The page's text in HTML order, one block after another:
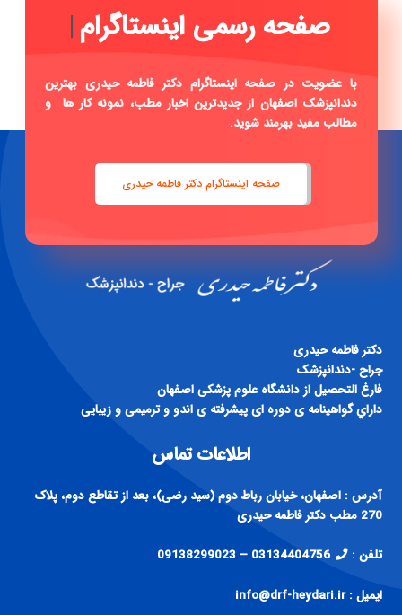
صفح|
با عضویت در صفحه اینستاگرام دکتر فاطمه حیدری بهترین
دندانپزشک اصفهان از جدیدترین اخبار مطب، نمونه کار ها و
مطالب مفید بهرمند شوید.
صفحه اینستاگرام دکتر فاطمه حیدری
دكتر فاطمه حيدری
جراح -دندانپزشک
فارغ التحصيل از دانشگاه علوم پزشكی اصفهان
داراي گواهينامه ی دوره ای پيشرفته ی اندو و ترميمی و زيبايی
اطلاعات تماس
آدرس : اصفهان، خیابان رباط دوم (سید رضی)، بعد از تقاطع دوم، پلاک
270 مطب دکتر فاطمه حیدری
تلفن : 03134404756 – 09138299023
ایمیل : info@drf-heydari.ir